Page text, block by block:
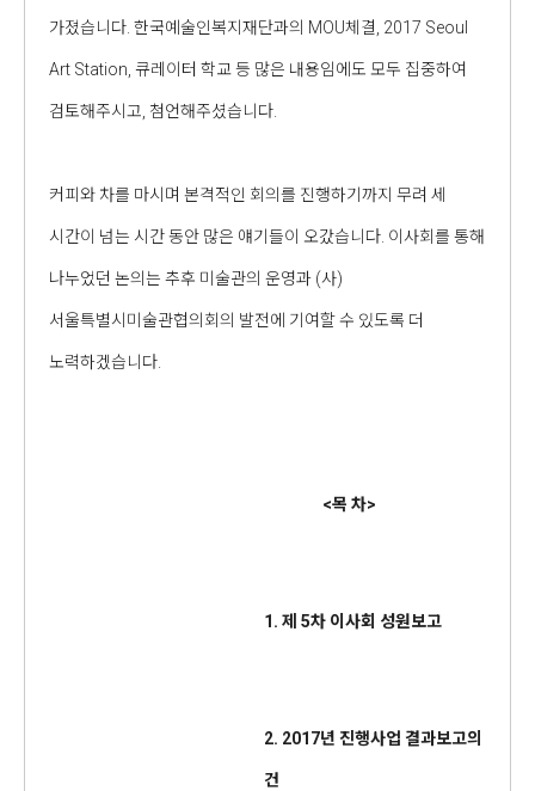
가졌습니다. 한국예술인복지재단과의 MOU체결, 2017 Seoul
Art Station, 큐레이터 학교 등 많은 내용임에도 모두 집중하여
검토해주시고, 첨언해주셨습니다.
커피와 차를 마시며 본격적인 회의를 진행하기까지 무려 세
시간이 넘는 시간 동안 많은 얘기들이 오갔습니다. 이사회를 통해
나누었던 논의는 추후 미술관의 운영과 (사)
서울특별시미술관협의회의 발전에 기여할 수 있도록 더
노력하겠습니다.
<목 차>
1. 제 5차 이사회 성원보고
2. 2017년 진행사업 결과보고의
건